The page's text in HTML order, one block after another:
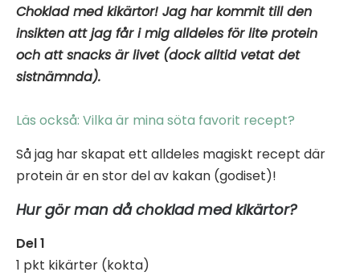
Choklad med kikärtor! Jag har kommit till den
insikten att jag får i mig alldeles för lite protein
och att snacks är livet (dock alltid vetat det
sistnämnda).
Läs också: Vilka är mina söta favorit recept?
Så jag har skapat ett alldeles magiskt recept där
protein är en stor del av kakan (godiset)!
Hur gör man då choklad med kikärtor?
Del 1
1 pkt kikärter (kokta)